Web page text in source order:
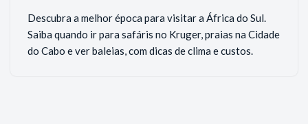
Descubra a melhor época para visitar a África do Sul.
Saiba quando ir para safáris no Kruger, praias na Cidade
do Cabo e ver baleias, com dicas de clima e custos.